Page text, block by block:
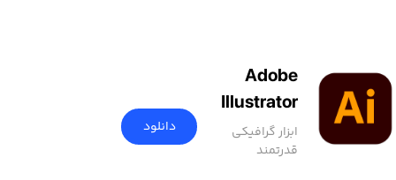
Adobe
Illustrator
2026
ابزار گرافیکی
قدرتمند
دانلود